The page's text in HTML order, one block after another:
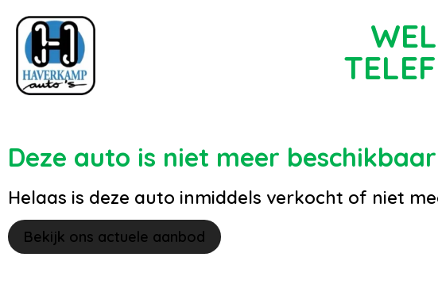
Deze auto is niet meer beschikbaar
Helaas is deze auto inmiddels verkocht of niet
Bekijk ons actuele aanbod